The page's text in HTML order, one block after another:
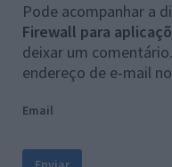
Pode acompanhar a
Firewall para
deixar um
endereço de e-mail
Email